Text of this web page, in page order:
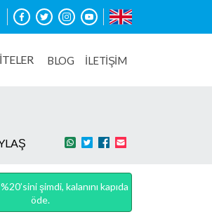
BLOG İLETİŞİM
şimdi, kalanını kapıda
öde.